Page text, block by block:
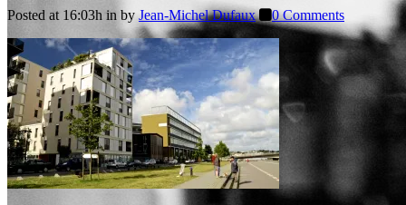
Posted at 16:03h in by Jean-Michel Dufaux 0 Comments